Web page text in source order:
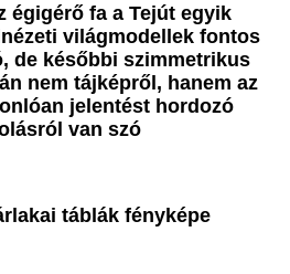
égigérő fa a Tejút egyik
világmodellek fontos
de későbbi szimmetrikus
nem tájképről, hanem az
jelentést hordozó
van szó
táblák fényképe